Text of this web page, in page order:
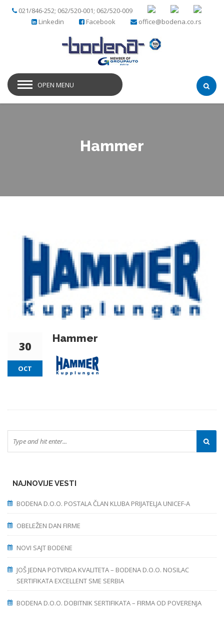
021/846-252; 062/520-001; 062/520-009
office@bodena.co.rs
Facebook
Linkedin
OPEN MENU
Hammer
30
OCT
Hammer
NAJNOVIJE VESTI
BODENA D.O.O. POSTALA ČLAN KLUBA PRIJATELJA UNICEF-A
OBELEŽEN DAN FIRME
NOVI SAJT BODENE
JOŠ JEDNA POTVRDA KVALITETA – BODENA D.O.O. NOSILAC
SERTIFIKATA EXCELLENT SME SERBIA
BODENA D.O.O. DOBITNIK SERTIFIKATA – FIRMA OD POVERENJA